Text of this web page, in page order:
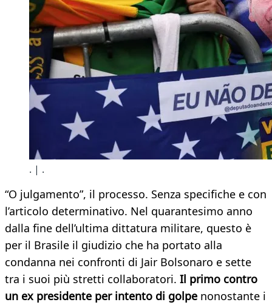
. | .
“O julgamento”, il processo. Senza specifiche e con
l’articolo determinativo. Nel quarantesimo anno
dalla fine dell’ultima dittatura militare, questo è
per il Brasile il giudizio che ha portato alla
condanna nei confronti di Jair Bolsonaro e sette
tra i suoi più stretti collaboratori. Il primo contro
un ex presidente per intento di golpe nonostante i